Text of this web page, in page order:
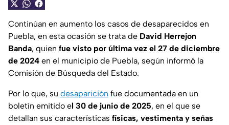
Continúan en aumento los casos de desaparecidos en
Puebla, en esta ocasión se trata de David Herrejon
Banda, quien fue visto por última vez el 27 de diciembre
de 2024 en el municipio de Puebla, según informó la
Comisión de Búsqueda del Estado.
Por lo que, su desaparición fue documentada en un
boletín emitido el 30 de junio de 2025, en el que se
detallan sus características físicas, vestimenta y señas